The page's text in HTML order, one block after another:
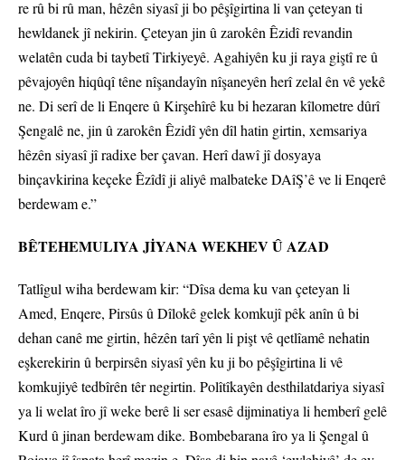
re rû bi rû man, hêzên siyasî ji bo pêşîgirtina li van çeteyan ti
hewldanek jî nekirin. Çeteyan jin û zarokên Êzidî revandin
welatên cuda bi taybetî Tirkiyeyê. Agahiyên ku ji raya giştî re û
pêvajoyên hiqûqî têne nîşandayîn nîşaneyên herî zelal ên vê yekê
ne. Di serî de li Enqere û Kirşehîrê ku bi hezaran kîlometre dûrî
Şengalê ne, jin û zarokên Êzidî yên dîl hatin girtin, xemsariya
hêzên siyasî jî radixe ber çavan. Herî dawî jî dosyaya
binçavkirina keçeke Êzîdî ji aliyê malbateke DAîŞ’ê ve li Enqerê
berdewam e.”
BÊTEHEMULIYA JİYANA WEKHEV Û AZAD
Tatlîgul wiha berdewam kir: “Dîsa dema ku van çeteyan li
Amed, Enqere, Pirsûs û Dîlokê gelek komkujî pêk anîn û bi
dehan canê me girtin, hêzên tarî yên li pişt vê qetlîamê nehatin
eşkerekirin û berpirsên siyasî yên ku ji bo pêşîgirtina li vê
komkujiyê tedbîrên têr negirtin. Polîtîkayên desthilatdariya siyasî
ya li welat îro jî weke berê li ser esasê dijminatiya li hemberî gelê
Kurd û jinan berdewam dike. Bombebarana îro ya li Şengal û